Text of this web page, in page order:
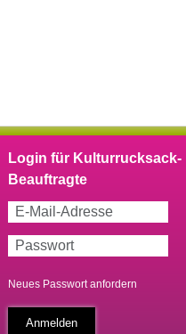
Neues Passwort anfordern